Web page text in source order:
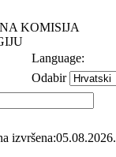
KOMISIJA
Language:
Odabir
izvršena:05.08.2026.